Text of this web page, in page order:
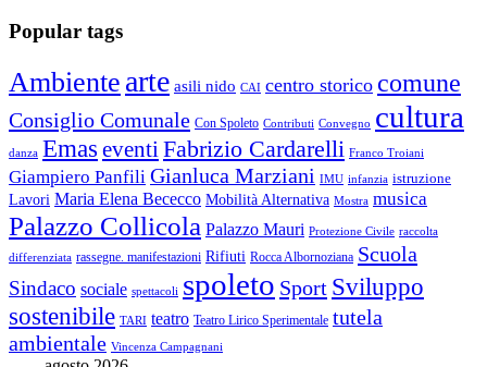
Popular tags
Ambiente arte asili nido CAI centro storico comune
Consiglio Comunale Con Spoleto Contributi Convegno cultura
danza Emas eventi Fabrizio Cardarelli Franco Troiani
Giampiero Panfili Gianluca Marziani IMU infanzia istruzione
Lavori Maria Elena Bececco Mobilità Alternativa Mostra musica
Palazzo Collicola Palazzo Mauri Protezione Civile raccolta
differenziata rassegne. manifestazioni Rifiuti Rocca Albornoziana Scuola
Sindaco sociale spettacoli spoleto Sport Sviluppo
sostenibile TARI teatro Teatro Lirico Sperimentale tutela
ambientale Vincenza Campagnani